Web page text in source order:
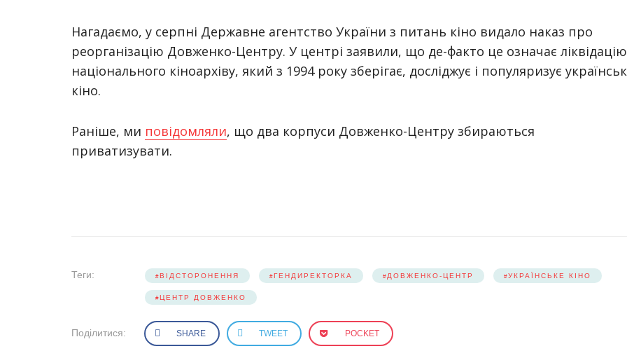
Нагадаємо, у серпні Державне агентство України з питань кіно видало наказ про
реорганізацію Довженко-Центру. У центрі заявили, що де-факто це означає ліквідацію
національного кіноархіву, який з 1994 року зберігає, досліджує і популяризує
кіно.
Раніше, ми повідомляли, що два корпуси Довженко-Центру збираються
приватизувати.
Теги: ВІДСТОРОНЕННЯ ГЕНДИРЕКТОРКА ДОВЖЕНКО-ЦЕНТР УКРАЇНСЬКЕ КІНО
ЦЕНТР ДОВЖЕНКО
Поділитися: SHARE TWEET POCKET